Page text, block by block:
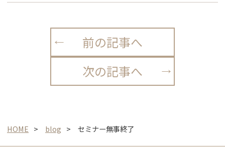
前の記事へ
次の記事へ
HOME blog セミナー無事終了